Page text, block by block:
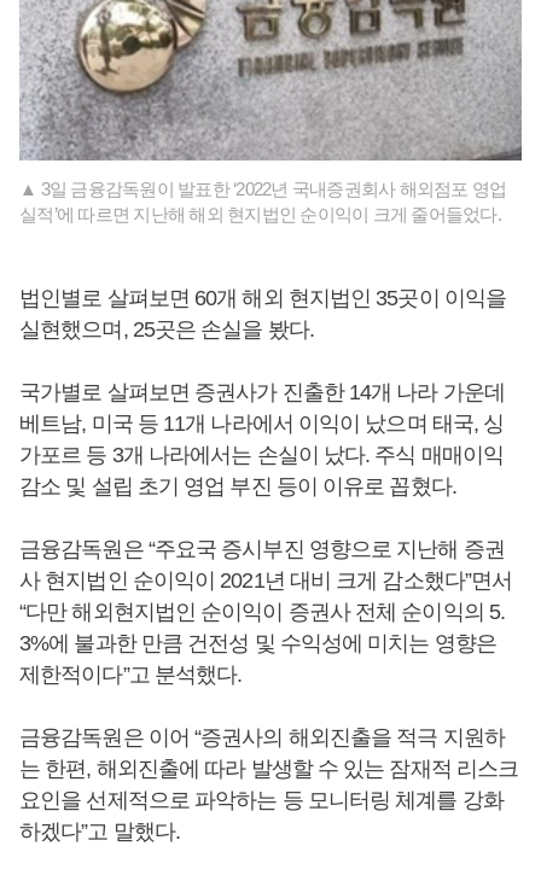
▲ 3일 금융감독원이 발표한 ‘2022년 국내증권회사 해외점포 영업
실적’에 따르면 지난해 해외 현지법인 순이익이 크게 줄어들었다.
법인별로 살펴보면 60개 해외 현지법인 35곳이 이익을
실현했으며, 25곳은 손실을 봤다.
국가별로 살펴보면 증권사가 진출한 14개 나라 가운데
베트남, 미국 등 11개 나라에서 이익이 났으며 태국, 싱
가포르 등 3개 나라에서는 손실이 났다. 주식 매매이익
감소 및 설립 초기 영업 부진 등이 이유로 꼽혔다.
금융감독원은 “주요국 증시부진 영향으로 지난해 증권
사 현지법인 순이익이 2021년 대비 크게 감소했다”면서
“다만 해외현지법인 순이익이 증권사 전체 순이익의 5.
3%에 불과한 만큼 건전성 및 수익성에 미치는 영향은
제한적이다”고 분석했다.
금융감독원은 이어 “증권사의 해외진출을 적극 지원하
는 한편, 해외진출에 따라 발생할 수 있는 잠재적 리스크
요인을 선제적으로 파악하는 등 모니터링 체계를 강화
하겠다”고 말했다.